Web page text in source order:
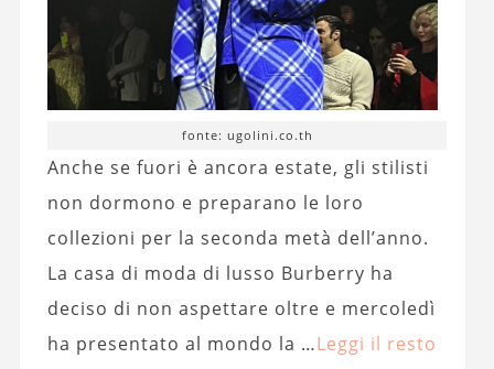
fonte: ugolini.co.th
Anche se fuori è ancora estate, gli stilisti
non dormono e preparano le loro
collezioni per la seconda metà dell’anno.
La casa di moda di lusso Burberry ha
deciso di non aspettare oltre e mercoledì
ha presentato al mondo la …Leggi il resto